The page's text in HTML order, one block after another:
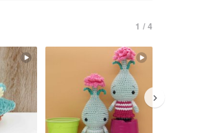
1 / 4